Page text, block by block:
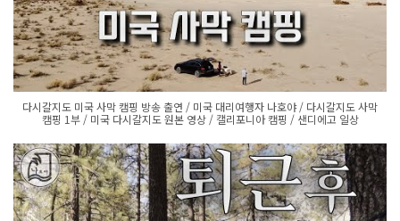
다시갈지도 미국 사막 캠핑 방송 출연 / 미국 대리여행자 나호야 / 다시갈지도 사막
캠핑 1부 / 미국 다시갈지도 원본 영상 / 캘리포니아 캠핑 / 샌디에고 일상